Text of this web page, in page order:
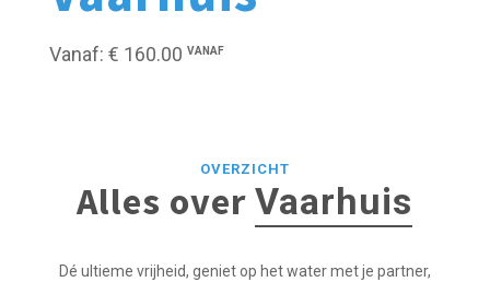
Vanaf: € 160.00 VANAF
OVERZICHT
Alles overVaarhuis
Dé ultieme vrijheid, geniet op het water met je partner,